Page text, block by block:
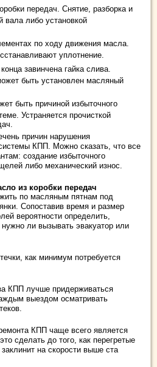
передач. Снятие, разборка и
вала либо установкой
по ходу движения масла.
уплотнение.
завинчена гайка слива.
быть установлен масляный
быть причиной избыточного
Устраняется прочисткой
причин нарушения
КПП. Можно сказать, что все
создание избыточного
либо механический износ.
из коробки передач
по масляным пятнам под
Сопоставив время и размер
вероятности определить,
нужно ли вызывать эвакуатор или
как минимум потребуется
КПП лучше придерживаться
выездом осматривать
КПП чаще всего является
сделать до того, как перегретые
на скорости выше ста